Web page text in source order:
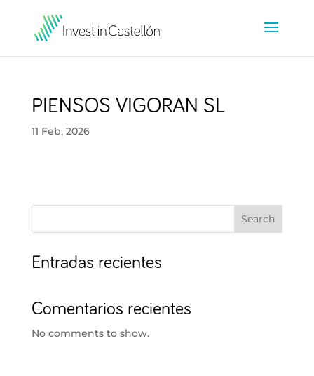
PIENSOS VIGORAN SL
11 Feb, 2026
Search
Entradas recientes
Comentarios recientes
No comments to show.